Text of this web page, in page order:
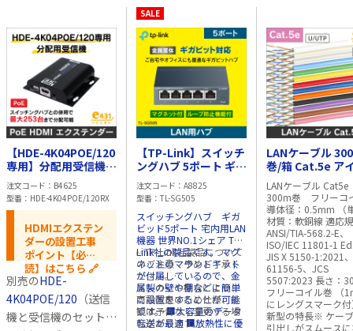
【HDE-4K04POE/120
専用】分配用受信機
PoE給電対応
注文コード
B4625
型番
HDE-4K04POE/120RX
HDMIエクステン
ダーの設置工事
ポイント【必
読】はこちら 🔗
別売のHDE-
4K04POE/120 （送信
機と受信機のセット）
SALE
【TP-Link】スイッチ
ングハブ 5ポート ギガ
ビッド マグネット付
TL-SG505 永久無償保
証付
注文コード
A8825
型番
TL-SG505
スイッチングハブ ギガ
ビッド5ポート 宅内用LAN
機器 世界NO.1シェア TP-
Link社の製品です。 マグ
ネットのマウントキット
が付属しているので、金
属製の壁や棚などに簡単
に設置をすることが可能
です。 ■大容量のデータ
転送が最適 ■放熱性に優
✅TP-Link社製品について
のご注意：予めご了承く
ださい。
メーカーの都合により、
商品改良のため仕様、外
観は予告なく変更する場
合があります。
LANケーブル
巻/箱 Cat.5e アイボ
リー
LANケーブル
300m巻 フリーコ
導体径：0.5mm （
材質：軟銅線 適応
ANSI/TIA-568.2-E、
ISO/IEC 11801-1
JIS X 5150-1:2021
61156-5、JCS
5507:2023 長さ：
フリーコイル巻 （
にレングスマーク付
新型の特長※ ケー
引出しがスムース